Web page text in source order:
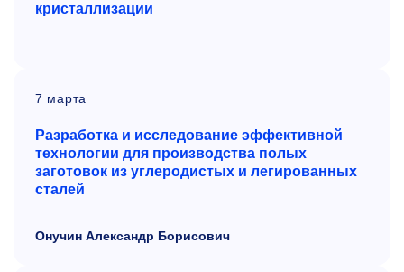
кристаллизации
7 марта
Разработка и исследование эффективной
технологии для производства полых
заготовок из углеродистых и легированных
сталей
Онучин Александр Борисович